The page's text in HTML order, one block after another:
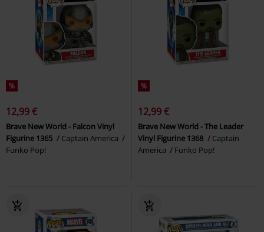
%
12,99 €
Brave New World - Falcon Vinyl
Figurine 1365
Captain America
Funko Pop!
%
12,99 €
Brave New World - The Leader
Vinyl Figurine 1368
Captain
America
Funko Pop!